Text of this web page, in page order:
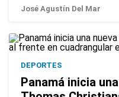
José Agustín Del Mar
DEPORTES
Panamá inicia